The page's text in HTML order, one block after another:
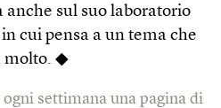
anche sul suo laboratorio
cui pensa a un tema che
molto. ◆
settimana una pagina di